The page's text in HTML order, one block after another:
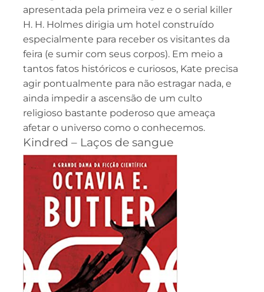
apresentada pela primeira vez e o serial killer
H. H. Holmes dirigia um hotel construído
especialmente para receber os visitantes da
feira (e sumir com seus corpos). Em meio a
tantos fatos históricos e curiosos, Kate precisa
agir pontualmente para não estragar nada, e
ainda impedir a ascensão de um culto
religioso bastante poderoso que ameaça
afetar o universo como o conhecemos.
Kindred – Laços de sangue